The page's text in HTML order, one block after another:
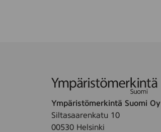
Ympäristömerkintä Suomi Oy
Siltasaarenkatu 10
00530 Helsinki